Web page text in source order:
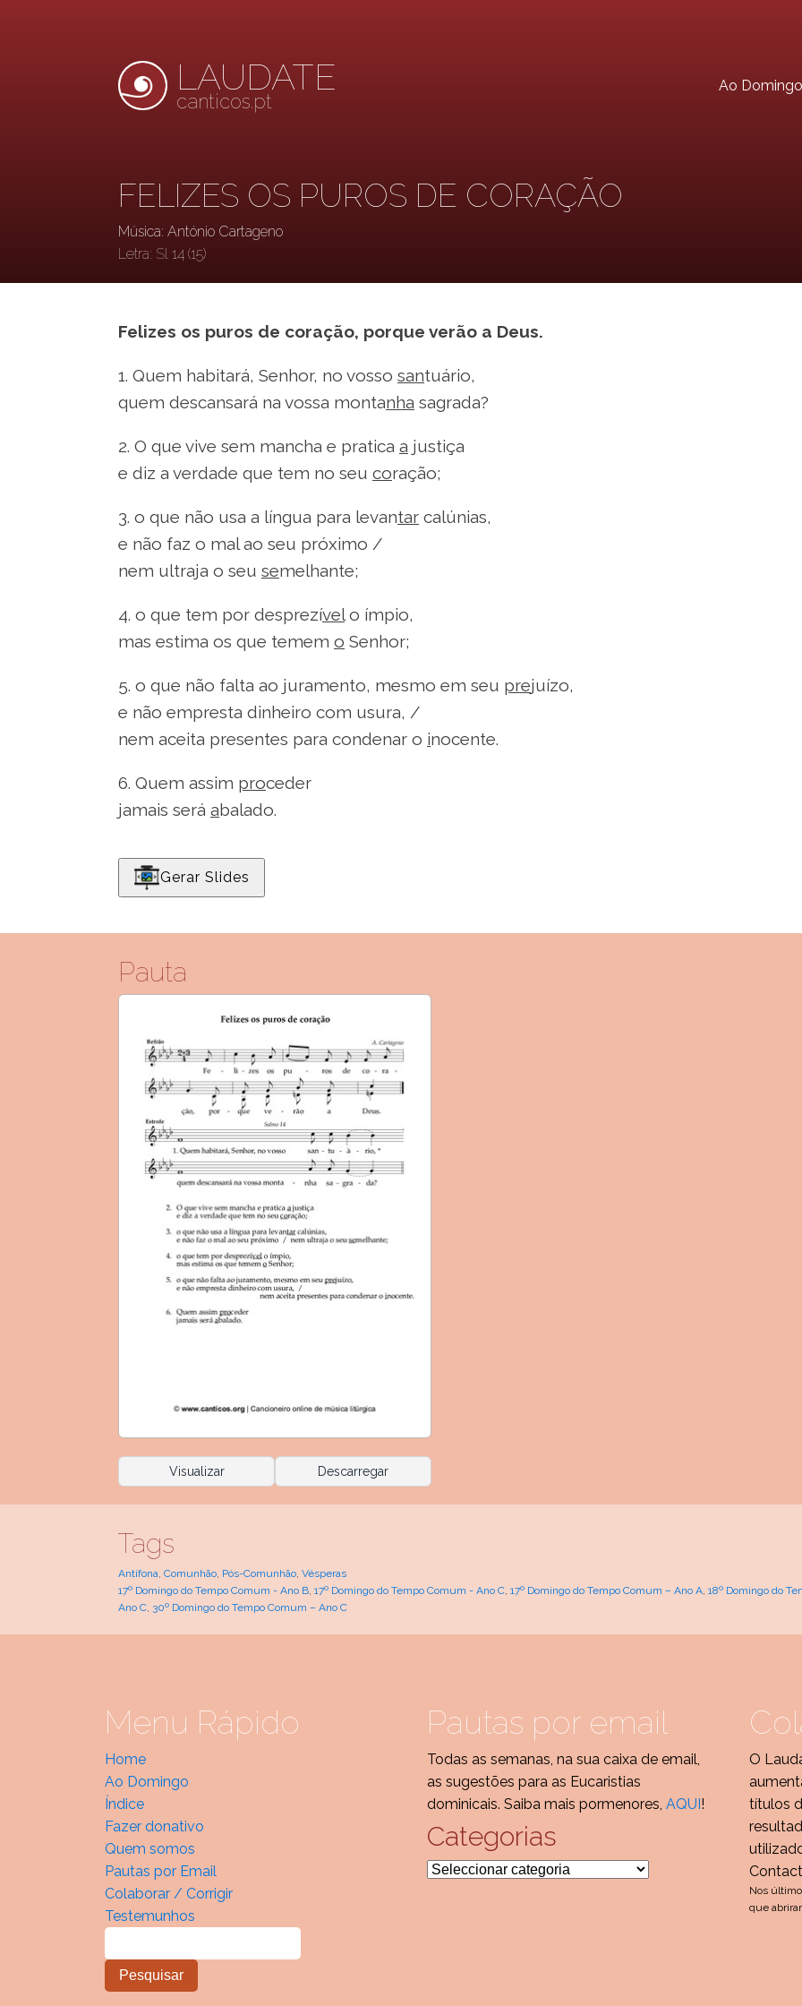
LAUDATE
canticos.pt
Ao Domingo
FELIZES OS PUROS DE CORAÇÃO
Música: António Cartageno
Letra: Sl 14 (15)
Felizes os puros de coração, porque verão a Deus.
1. Quem habitará, Senhor, no vosso santuário,
quem descansará na vossa montanha sagrada?
2. O que vive sem mancha e pratica a justiça
e diz a verdade que tem no seu coração;
3. o que não usa a língua para levantar calúnias,
e não faz o mal ao seu próximo /
nem ultraja o seu semelhante;
4. o que tem por desprezívelo ímpio,
mas estima os que temem o Senhor;
5. o que não falta ao juramento, mesmo em seu prejuízo,
e não empresta dinheiro com usura, /
nem aceita presentes para condenar o inocente.
6. Quem assim proceder
jamais será abalado.
Gerar Slides
Pauta
Visualizar Descarregar
Tags
Antífona, Comunhão, Pós-Comunhão, Vésperas
17º Domingo do Tempo Comum - Ano B, 17º Domingo do Tempo Comum - Ano C, 17º Domingo do Tempo Comum – Ano A, 18º Domingo do
Ano C, 30º Domingo do Tempo Comum – Ano C
Menu Rápido
Home
Ao Domingo
Índice
Fazer donativo
Quem somos
Pautas por Email
Colaborar / Corrigir
Testemunhos
Pautas por email
Todas as semanas, na sua caixa de email,
as sugestões para as Eucaristias
dominicais. Saiba mais pormenores, AQUI !
Categorias
Categorias
O
títulos
Nos
que